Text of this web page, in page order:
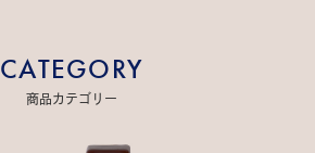
CATEGORY
商品カテゴリー